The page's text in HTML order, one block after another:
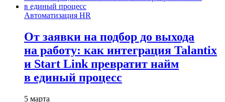
Автоматизация HR
От заявки на подбор до выхода
на работу: как интеграция Talantix
и Start Link превратит найм
в единый процесс
5 марта